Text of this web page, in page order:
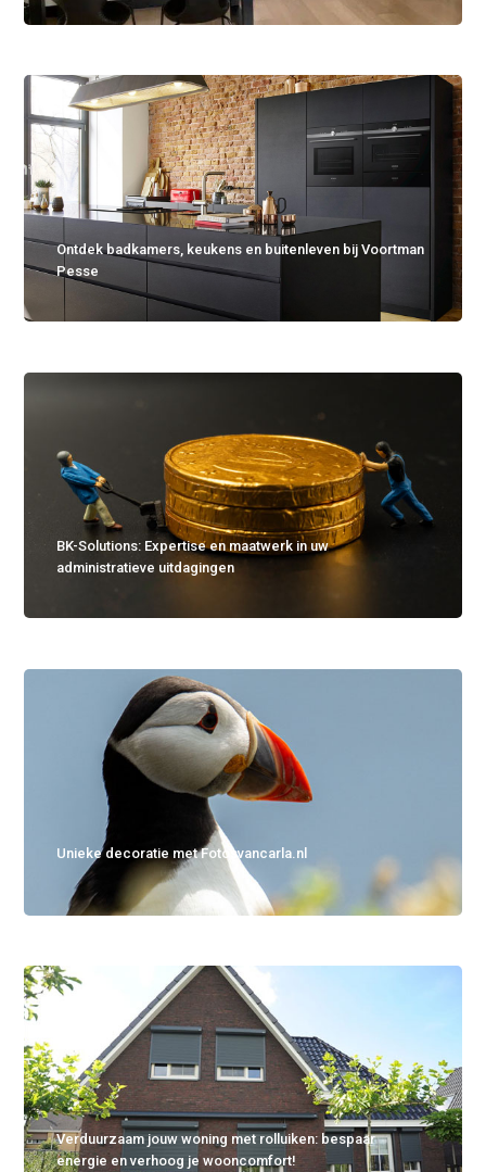
Ontdek badkamers, keukens en buitenleven bij Voortman
Pesse
BK-Solutions: Expertise en maatwerk in uw
administratieve uitdagingen
Unieke decoratie met Fotosvancarla.nl
Verduurzaam jouw woning met rolluiken: bespaar
energie en verhoog je wooncomfort!